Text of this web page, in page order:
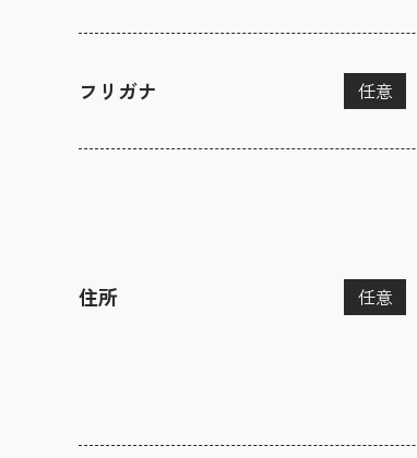
フリガナ 任意
住所 任意